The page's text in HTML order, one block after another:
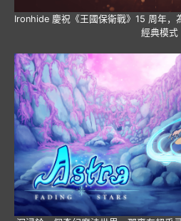
Ironhide 慶祝《王國保衛戰》15 周年，
經典模式